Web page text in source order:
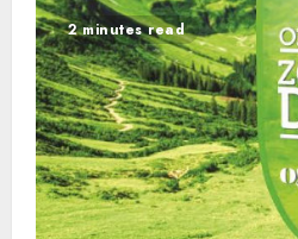
2 minutes read